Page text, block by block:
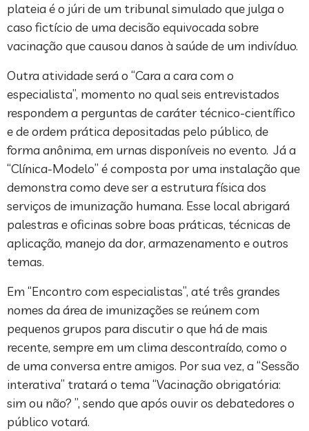
plateia é o júri de um tribunal simulado que julga o
caso fictício de uma decisão equivocada sobre
vacinação que causou danos à saúde de um indivíduo.
Outra atividade será o “Cara a cara com o
especialista”, momento no qual seis entrevistados
respondem a perguntas de caráter técnico-científico
e de ordem prática depositadas pelo público, de
forma anônima, em urnas disponíveis no evento. Já a
“Clínica-Modelo” é composta por uma instalação que
demonstra como deve ser a estrutura física dos
serviços de imunização humana. Esse local abrigará
palestras e oficinas sobre boas práticas, técnicas de
aplicação, manejo da dor, armazenamento e outros
temas.
Em “Encontro com especialistas”, até três grandes
nomes da área de imunizações se reúnem com
pequenos grupos para discutir o que há de mais
recente, sempre em um clima descontraído, como o
de uma conversa entre amigos. Por sua vez, a “Sessão
interativa” tratará o tema “Vacinação obrigatória:
sim ou não? ”, sendo que após ouvir os debatedores o
público votará.